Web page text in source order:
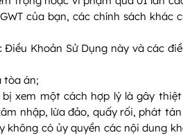
của bạn, các chính sách khác
Khoản Sử Dụng này và các
tòa án;
xem một cách hợp lý là gây
nhập, lừa đảo, quấy rối, phát
có ủy quyền các nội dung